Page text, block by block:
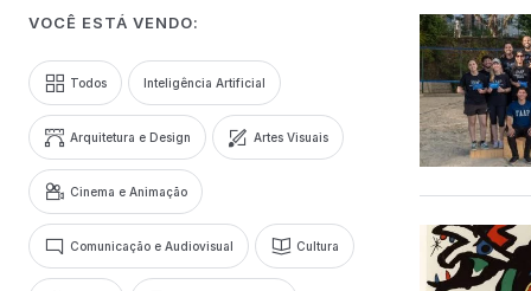
VOCÊ ESTÁ VENDO:
Todos Inteligência Artificial
Arquitetura e Design Artes Visuais
Cinema e Animação
Comunicação e Audiovisual Cultura